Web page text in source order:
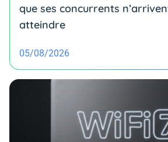
que ses concurrents
atteindre
05/08/2026